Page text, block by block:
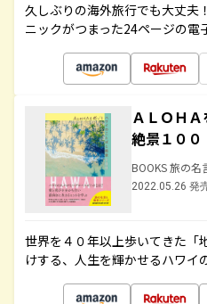
久しぶりの海外旅行でも大丈夫
ニックがつまった24ページの電
ＡＬＯＨ
絶景１００
BOOKS 旅の名
2022.05.26 発
世界を４０年以上歩いてきた「
けする、人生を輝かせるハワイ